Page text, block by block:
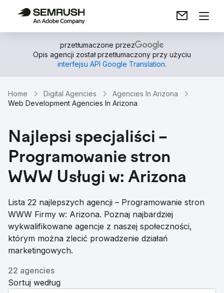
przetłumaczone przez
Opis agencji został przetłumaczony przy użyciu
interfejsu API Google Translation.
Home Digital Agencies
Agencies In Arizona
Web Development Agencies In Arizona
Najlepsi specjaliści –
Programowanie stron
WWW Usługi w: Arizona
Lista 22 najlepszych agencji – Programowanie stron
WWW Firmy w: Arizona. Poznaj najbardziej
wykwalifikowane agencje z naszej społeczności,
którym można zlecić prowadzenie działań
marketingowych.
22 agencies
Sortuj według